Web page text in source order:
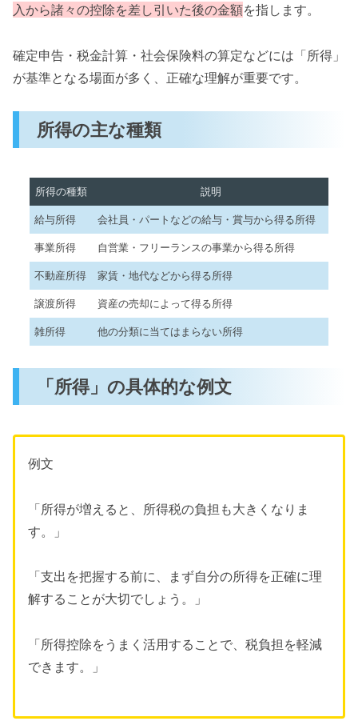
入から諸々の控除を差し引いた後の金額を指します。
確定申告・税金計算・社会保険料の算定などには「所得」
が基準となる場面が多く、正確な理解が重要です。
所得の主な種類
所得の種類 説明
給与所得 会社員・パートなどの給与・賞与から得る所得
事業所得 自営業・フリーランスの事業から得る所得
不動産所得 家賃・地代などから得る所得
譲渡所得 資産の売却によって得る所得
雑所得 他の分類に当てはまらない所得
「所得」の具体的な例文
例文
「所得が増えると、所得税の負担も大きくなりま
す。」
「支出を把握する前に、まず自分の所得を正確に理
解することが大切でしょう。」
「所得控除をうまく活用することで、税負担を軽減
できます。」